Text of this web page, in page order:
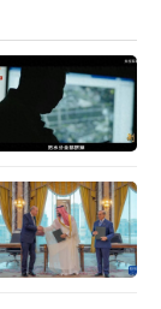
极的全面进
志着两国关
控和危机预
段，双方在
通过对话扩
讲话中没有
“成功”“精